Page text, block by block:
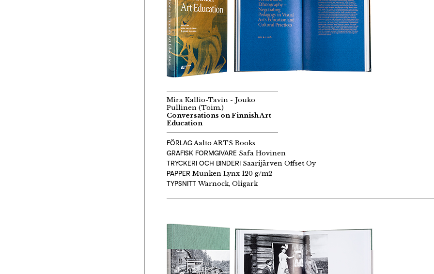
Mira Kallio-Tavin - Jouko
Pullinen (Toim.)
Conversations on Finnish Art
Education
FÖRLAGAalto ARTS Books
GRAFISK FORMGIVARE Safa Hovinen
TRYCKERI OCH BINDERI Saarijärven Offset Oy
PAPPER Munken Lynx 120 g/m2
TYPSNITTWarnock, Oligark